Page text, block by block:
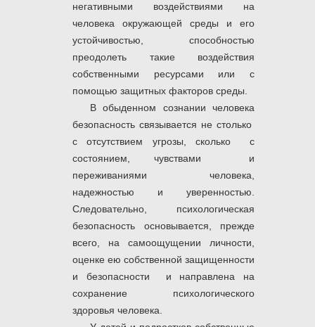
негативными воздействиями на
человека окружающей среды и его
устойчивостью, способностью
преодолеть такие воздействия
собственными ресурсами или с
помощью защитных факторов среды.
В обыденном сознании человека
безопасность связывается не столько
с отсутствием угрозы, сколько с
состоянием, чувствами и
переживаниями человека,
надежностью и уверенностью.
Следовательно, психологическая
безопасность основывается, прежде
всего, на самоощущении личности,
оценке ею собственной защищенности
и безопасности и направлена на
сохранение психологического
здоровья человека.